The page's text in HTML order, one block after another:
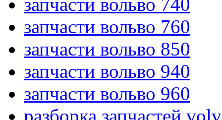
запчасти вольво 740
запчасти вольво 760
запчасти вольво 850
запчасти вольво 940
запчасти вольво 960